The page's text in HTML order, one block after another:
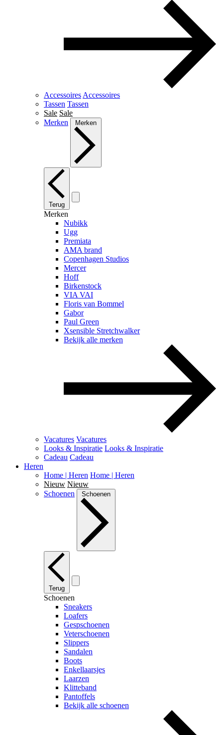
Accessoires Accessoires
Tassen Tassen
Sale Sale
Merken
Merken
Terug
Merken
Nubikk
Ugg
Premiata
AMA brand
Copenhagen Studios
Mercer
Hoff
Birkenstock
VIA VAI
Floris van Bommel
Gabor
Paul Green
Xsensible Stretchwalker
Bekijk alle merken
Vacatures Vacatures
Looks & Inspiratie Looks & Inspiratie
Cadeau Cadeau
Heren
Home | Heren Home | Heren
Nieuw Nieuw
Schoenen
Schoenen
Terug
Schoenen
Sneakers
Loafers
Gespschoenen
Veterschoenen
Slippers
Sandalen
Boots
Enkellaarsjes
Laarzen
Klitteband
Pantoffels
Bekijk alle schoenen